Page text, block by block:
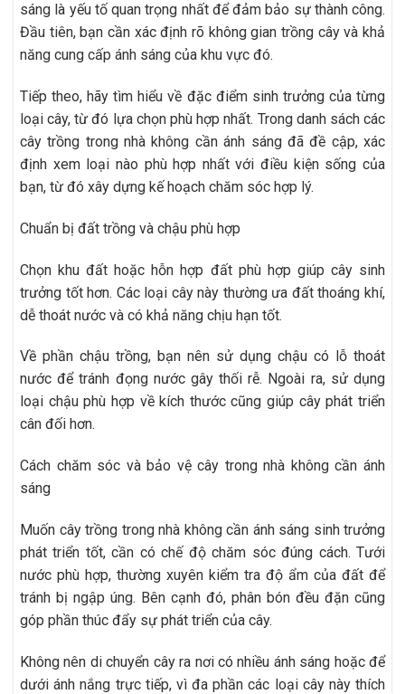
sáng là yếu tố quan trọng nhất để đảm bảo sự thành công.
Đầu tiên, bạn cần xác định rõ không gian trồng cây và khả
năng cung cấp ánh sáng của khu vực đó.
Tiếp theo, hãy tìm hiểu về đặc điểm sinh trưởng của từng
loại cây, từ đó lựa chọn phù hợp nhất. Trong danh sách các
cây trồng trong nhà không cần ánh sáng đã đề cập, xác
định xem loại nào phù hợp nhất với điều kiện sống của
bạn, từ đó xây dựng kế hoạch chăm sóc hợp lý.
Chuẩn bị đất trồng và chậu phù hợp
Chọn khu đất hoặc hỗn hợp đất phù hợp giúp cây sinh
trưởng tốt hơn. Các loại cây này thường ưa đất thoáng khí,
dễ thoát nước và có khả năng chịu hạn tốt.
Về phần chậu trồng, bạn nên sử dụng chậu có lỗ thoát
nước để tránh đọng nước gây thối rễ. Ngoài ra, sử dụng
loại chậu phù hợp về kích thước cũng giúp cây phát triển
cân đối hơn.
Cách chăm sóc và bảo vệ cây trong nhà không cần ánh
sáng
Muốn cây trồng trong nhà không cần ánh sáng sinh trưởng
phát triển tốt, cần có chế độ chăm sóc đúng cách. Tưới
nước phù hợp, thường xuyên kiểm tra độ ẩm của đất để
tránh bị ngập úng. Bên cạnh đó, phân bón đều đặn cũng
góp phần thúc đẩy sự phát triển của cây.
Không nên di chuyển cây ra nơi có nhiều ánh sáng hoặc để
dưới ánh nắng trực tiếp, vì đa phần các loại cây này thích